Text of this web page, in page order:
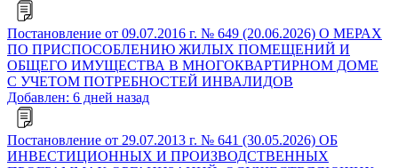
Постановление от 09.07.2016 г. № 649 (20.06.2026) О МЕРАХ
ПО ПРИСПОСОБЛЕНИЮ ЖИЛЫХ ПОМЕЩЕНИЙ И
ОБЩЕГО ИМУЩЕСТВА В МНОГОКВАРТИРНОМ ДОМЕ
С УЧЕТОМ ПОТРЕБНОСТЕЙ ИНВАЛИДОВ
Добавлен: 6 дней назад
Постановление от 29.07.2013 г. № 641 (30.05.2026) ОБ
ИНВЕСТИЦИОННЫХ И ПРОИЗВОДСТВЕННЫХ